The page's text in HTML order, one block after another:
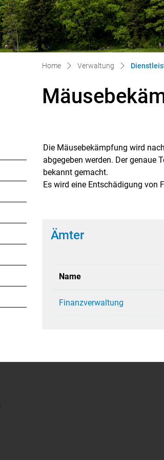
Home Verwaltung
Die Mäusebekämpfung wird
abgegeben werden. Der genaue
bekannt gemacht.
Es wird eine Entschädigung von
Zugehörige
Ämter
Name
Finanzverwaltung